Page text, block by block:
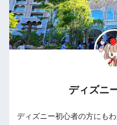
ディズニ
ディズニー初心者の方にも